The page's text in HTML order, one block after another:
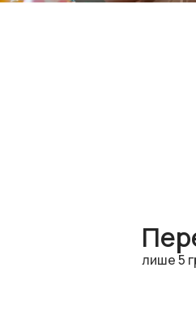
лише 5